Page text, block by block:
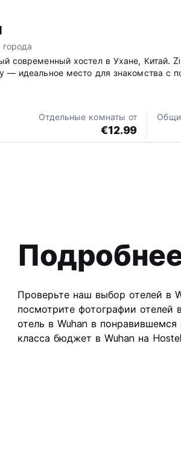
города
современный хостел в Ухане, Китай.
— идеальное место для знакомства с
language)
Отдельные комнаты от
€12.99
Проверьте наш выбор отелей в
посмотрите фотографии отелей
отель в Wuhan в
класса бюджет в Wuhan на